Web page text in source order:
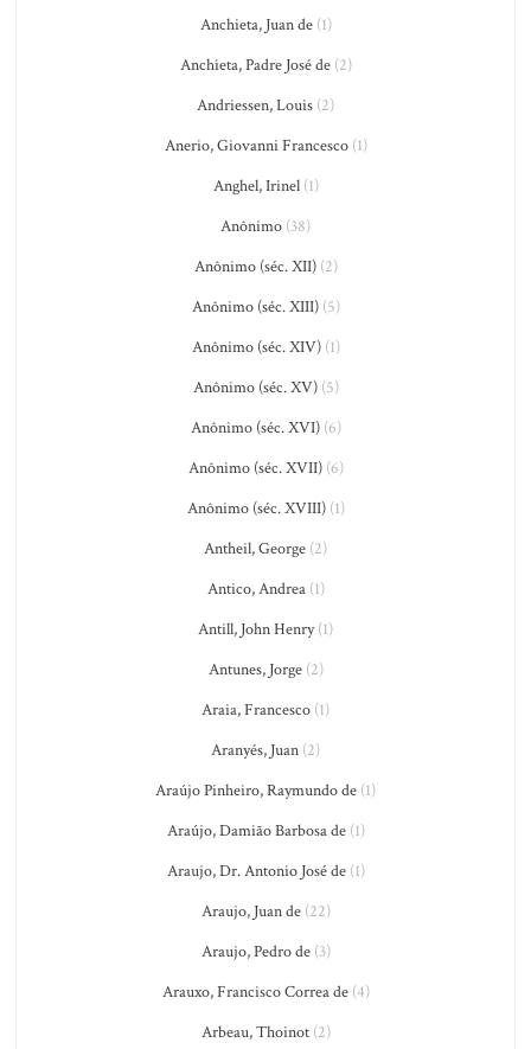
Anchieta, Juan de(1)
Anchieta, Padre José de(2)
Andriessen, Louis (2)
Anerio, Giovanni Francesco(1)
Anghel, Irinel(1)
Anônimo (38)
Anônimo (séc. XII)(2)
Anônimo (séc. XIII)(5)
Anônimo (séc. XIV)(1)
Anônimo (séc. XV)(5)
Anônimo (séc. XVI)(6)
Anônimo (séc. XVII)(6)
Anônimo (séc. XVIII)(1)
Antheil, George (2)
Antico, Andrea(1)
Antill, John Henry(1)
Antunes, Jorge(2)
Araia, Francesco (1)
Aranyés, Juan (2)
Araújo Pinheiro, Raymundo de (1)
Araújo, Damião Barbosa de(1)
Araujo, Dr. Antonio José de(1)
Araujo, Juan de(22)
Araujo, Pedro de(3)
Arauxo, Francisco Correa de(4)
Arbeau, Thoinot(2)